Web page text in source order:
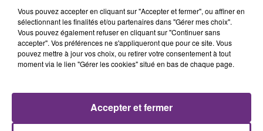
6h40
6h40 6h38
6h38
Vous pouvez accepter en cliquant sur "Accepter et fermer", ou affiner en
sélectionnant les finalités et/ou partenaires dans "Gérer mes choix".
Vous pouvez également refuser en cliquant sur "Continuer sans
accepter". Vos préférences ne s'appliqueront que pour ce site. Vous
pouvez mettre à jour vos choix, ou retirer votre consentement à tout
moment via le lien "Gérer les cookies" situé en bas de chaque page.
Accepter et fermer